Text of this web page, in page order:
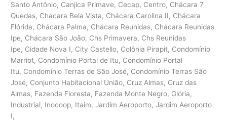
Santo Antônio, Canjica Primave, Cecap, Centro, Chácara 7
Quedas, Chácara Bela Vista, Chácara Carolina II, Chácara
Flórida, Chácara Palma, Chácara Reunidas, Chácara Reunidas
Ipe, Chácara São João, Chs Primavera, Chs Reunidas
Ipe, Cidade Nova I, City Castello, Colônia Pirapit, Condomínio
Marriot, Condomínio Portal de Itu, Condomínio Portal
Itu, Condomínio Terras de São José, Condomínio Terras São
José, Conjunto Habitacional União, Cruz Almas, Cruz das
Almas, Fazenda Floresta, Fazenda Monte Negro, Glória,
Industrial, Inocoop, Itaim, Jardim Aeroporto, Jardim Aeroporto
I,